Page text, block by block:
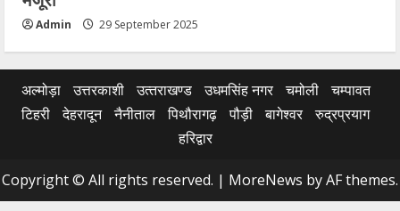
Admin 29 September 2025
अल्मोड़ा उत्तरकाशी उत्‍तराखण्‍ड उधमसिंह नगर चमोली
चम्पावत
टिहरी
देहरादून नैनीताल पिथौरागढ़ पौड़ी बागेश्वर
रुद्रप्रयाग
हरिद्वार
Copyright © All rights reserved. | MoreNews by AF themes.